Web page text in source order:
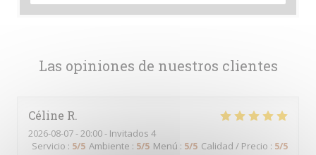
Las opiniones de nuestros clientes
Céline R
2026-08-07- 20:00 - Invitados 4
Servicio : 5/5 Ambiente : 5/5 Menú : 5/5 Calidad / Precio : 5/5